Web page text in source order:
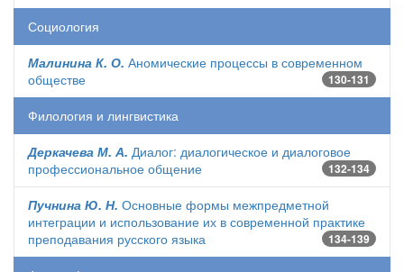
Социология
Малинина К. О. Аномические процессы в современном
обществе
130-131
Филология и лингвистика
Деркачева М. А. Диалог: диалогическое и диалоговое
профессиональное общение
132-134
Пучнина Ю. Н. Основные формы межпредметной
интеграции и использование их в современной практике
преподавания русского языка
134-139